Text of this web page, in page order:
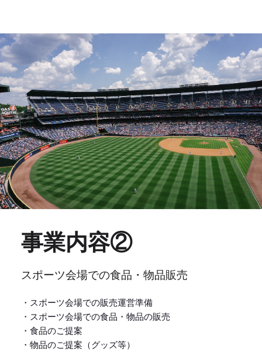
事業内容②
スポーツ会場での食品・物品販売
・スポーツ会場での販売運営準備
・スポーツ会場での食品・物品の販売
・食品のご提案
・物品のご提案（グッズ等）